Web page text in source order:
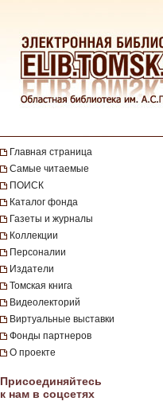
Главная страница
Самые читаемые
ПОИСК
Каталог фонда
Газеты и журналы
Коллекции
Персоналии
Издатели
Томская книга
Видеолекторий
Виртуальные выставки
Фонды партнеров
О проекте
Присоединяйтесь
к нам в соцсетях